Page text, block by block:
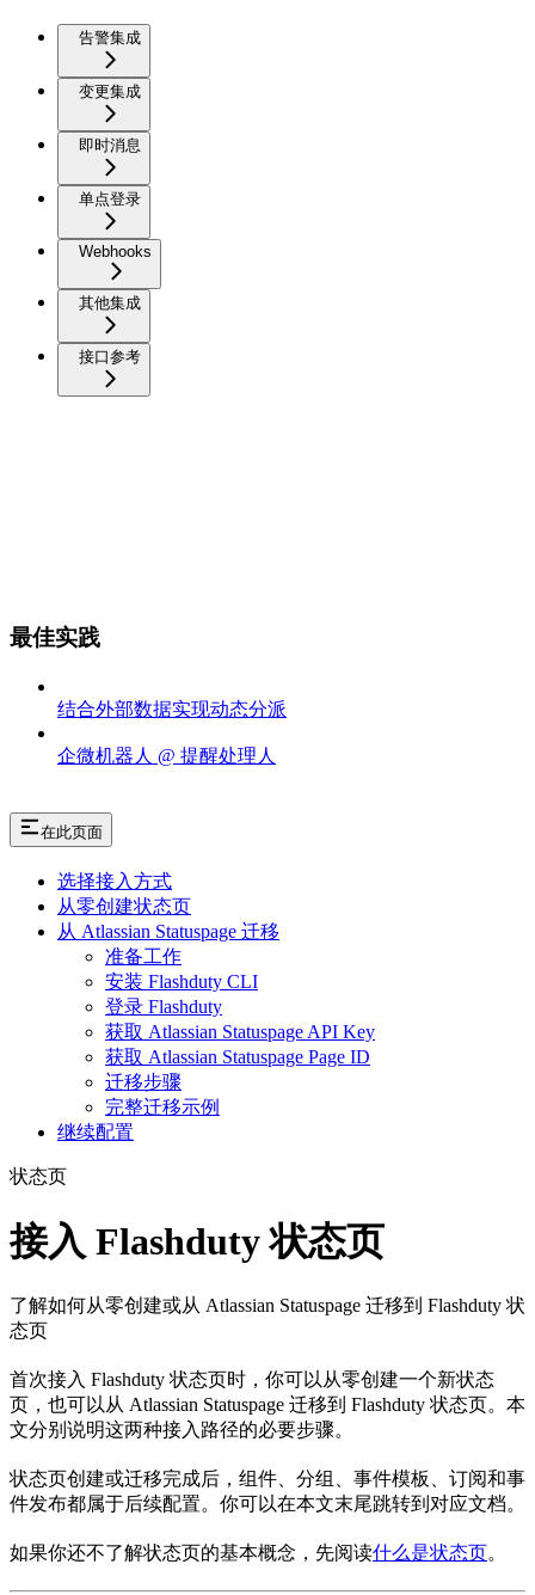
告警集成
变更集成
即时消息
单点登录
Webhooks
其他集成
接口参考
最佳实践
结合外部数据实现动态分派
企微机器人 @ 提醒处理人
在此页面
选择接入方式
从零创建状态页
从 Atlassian Statuspage 迁移
准备工作
安装 Flashduty CLI
登录 Flashduty
获取 Atlassian Statuspage API Key
获取 Atlassian Statuspage Page ID
迁移步骤
完整迁移示例
继续配置
状态页
接入 Flashduty 状态页
了解如何从零创建或从 Atlassian Statuspage 迁移到 Flashduty 状
态页
首次接入 Flashduty 状态页时，你可以从零创建一个新状态
页，也可以从 Atlassian Statuspage 迁移到 Flashduty 状态页。本
文分别说明这两种接入路径的必要步骤。
状态页创建或迁移完成后，组件、分组、事件模板、订阅和事
件发布都属于后续配置。你可以在本文末尾跳转到对应文档。
如果你还不了解状态页的基本概念，先阅读什么是状态页。